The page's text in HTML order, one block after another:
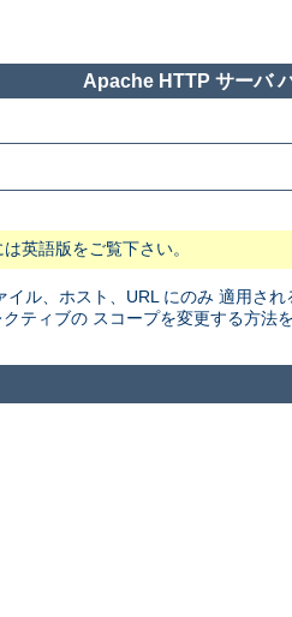
Apache HTTP サーバ
英語版をご覧下さい。
ル、ホスト、URL にのみ 適用され
ティブの スコープを変更する方法を